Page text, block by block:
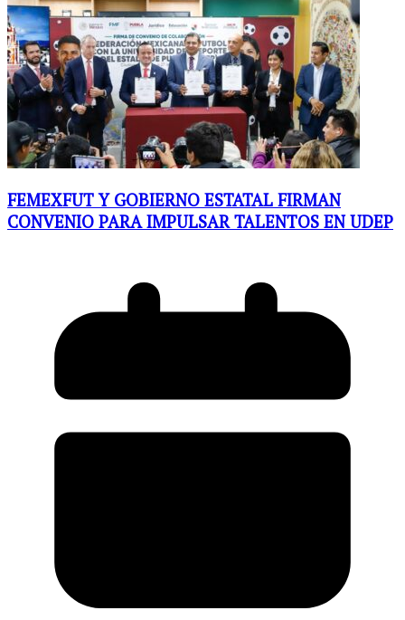
FEMEXFUT Y GOBIERNO ESTATAL FIRMAN
CONVENIO PARA IMPULSAR TALENTOS EN UDEP